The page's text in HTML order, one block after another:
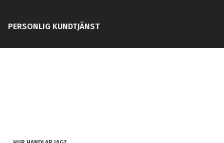
PERSONLIG KUNDTJÄNST